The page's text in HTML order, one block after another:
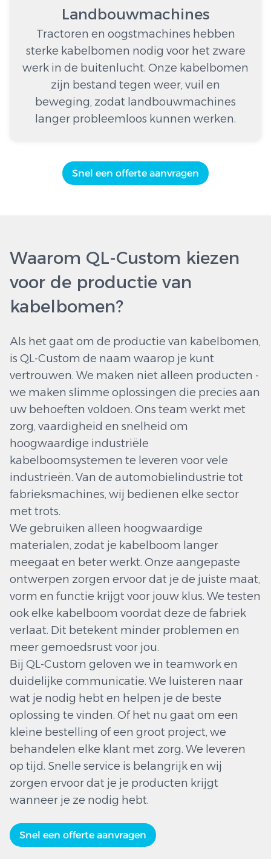
Landbouwmachines
Tractoren en oogstmachines hebben
sterke kabelbomen nodig voor het zware
werk in de buitenlucht. Onze kabelbomen
zijn bestand tegen weer, vuil en
beweging, zodat landbouwmachines
langer probleemloos kunnen werken.
Snel een offerte aanvragen
Waarom QL-Custom kiezen
voor de productie van
kabelbomen?
Als het gaat om de productie van kabelbomen,
is QL-Custom de naam waarop je kunt
vertrouwen. We maken niet alleen producten -
we maken slimme oplossingen die precies aan
uw behoeften voldoen. Ons team werkt met
zorg, vaardigheid en snelheid om
hoogwaardige industriële
kabelboomsystemen te leveren voor vele
industrieën. Van de automobielindustrie tot
fabrieksmachines, wij bedienen elke sector
met trots.
We gebruiken alleen hoogwaardige
materialen, zodat je kabelboom langer
meegaat en beter werkt. Onze aangepaste
ontwerpen zorgen ervoor dat je de juiste maat,
vorm en functie krijgt voor jouw klus. We testen
ook elke kabelboom voordat deze de fabriek
verlaat. Dit betekent minder problemen en
meer gemoedsrust voor jou.
Bij QL-Custom geloven we in teamwork en
duidelijke communicatie. We luisteren naar
wat je nodig hebt en helpen je de beste
oplossing te vinden. Of het nu gaat om een
kleine bestelling of een groot project, we
behandelen elke klant met zorg. We leveren
op tijd. Snelle service is belangrijk en wij
zorgen ervoor dat je je producten krijgt
wanneer je ze nodig hebt.
Snel een offerte aanvragen